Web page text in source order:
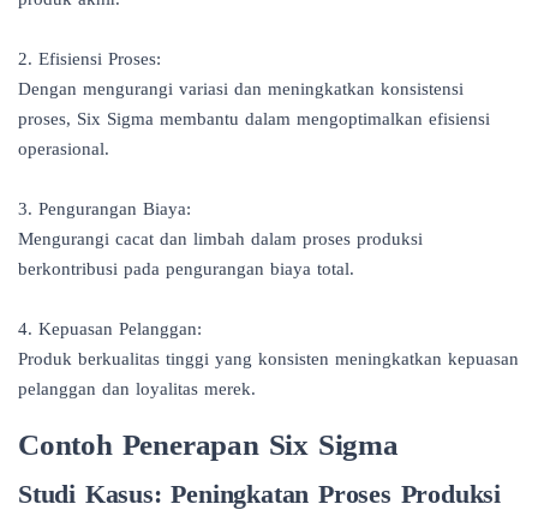
2. Efisiensi Proses:
Dengan mengurangi variasi dan meningkatkan konsistensi
proses, Six Sigma membantu dalam mengoptimalkan efisiensi
operasional.
3. Pengurangan Biaya:
Mengurangi cacat dan limbah dalam proses produksi
berkontribusi pada pengurangan biaya total.
4. Kepuasan Pelanggan:
Produk berkualitas tinggi yang konsisten meningkatkan kepuasan
pelanggan dan loyalitas merek.
Contoh Penerapan Six Sigma
Studi Kasus: Peningkatan Proses Produksi